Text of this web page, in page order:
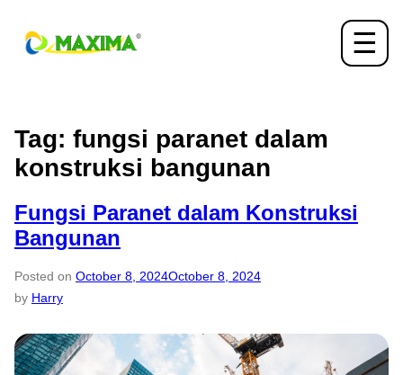
☰
Tag: fungsi paranet dalam
konstruksi bangunan
Fungsi Paranet dalam Konstruksi
Bangunan
Posted on October 8, 2024October 8, 2024
by Harry